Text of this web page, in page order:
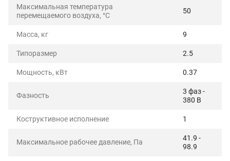
Максимальная температура
перемещаемого воздуха, °C
50
Масса, кг 9
Типоразмер 2.5
Мощность, кВт 0.37
Фазность
3 фаз -
380 В
Коструктивное исполнение 1
Максимальное рабочее давление, Па
41.9 -
98.9